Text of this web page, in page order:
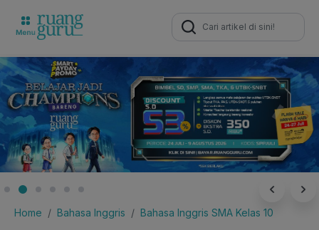
Search
for:
Home Bahasa Inggris Bahasa Inggris SMA Kelas 10